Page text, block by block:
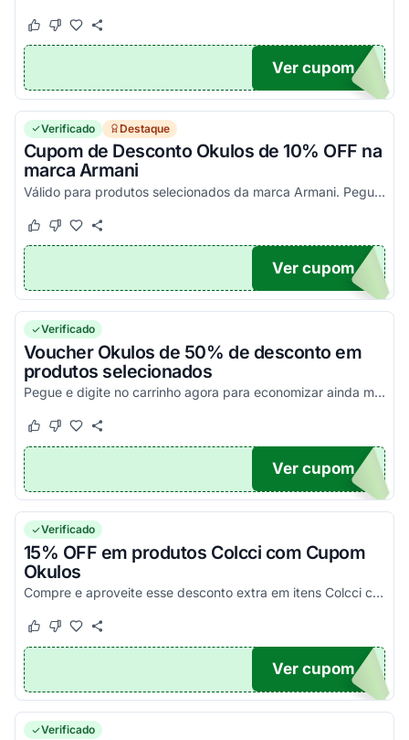
Este cupom funcionou
Este cupom não funcionou
10
Ver cupom
Verificado Destaque
Cupom de Desconto Okulos de 10% OFF na
marca Armani
Válido para produtos selecionados da marca Armani. Pegue o voucher e aproveite!
Este cupom funcionou
Este cupom não funcionou
10
Ver cupom
Verificado
Voucher Okulos de 50% de desconto em
produtos selecionados
Pegue e digite no carrinho agora para economizar ainda mais no Outlet da loja online.
Este cupom funcionou
Este cupom não funcionou
OS
Ver cupom
Verificado
15% OFF em produtos Colcci com Cupom
Okulos
Compre e aproveite esse desconto extra em itens Colcci com Cupom de desconto Okulos.
Este cupom funcionou
Este cupom não funcionou
I15
Ver cupom
Verificado